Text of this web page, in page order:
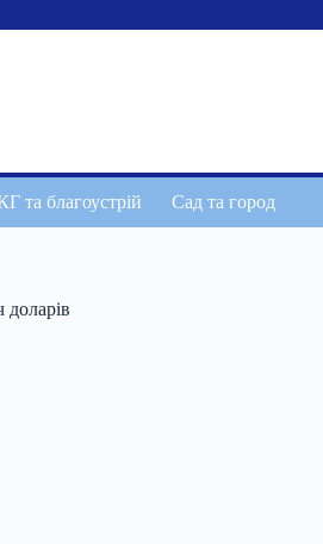
та благоустрій Сад та город
доларів